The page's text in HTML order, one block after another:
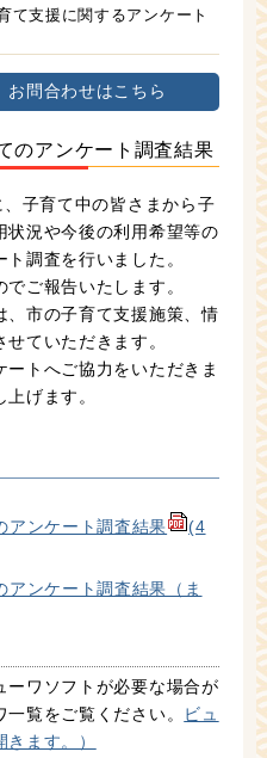
て支援に関するアンケート
お問合わせはこちら
のアンケート調査結果
子育て中の皆さまから子
状況や今後の利用希望等の
調査を行いました。
ご報告いたします。
、市の子育て支援施策、情
ていただきます。
トへご協力をいただきま
げます。
アンケート調査結果
(4
アンケート調査結果（ま
ーワソフトが必要な場合が
覧をご覧ください。
ビュ
ます。）